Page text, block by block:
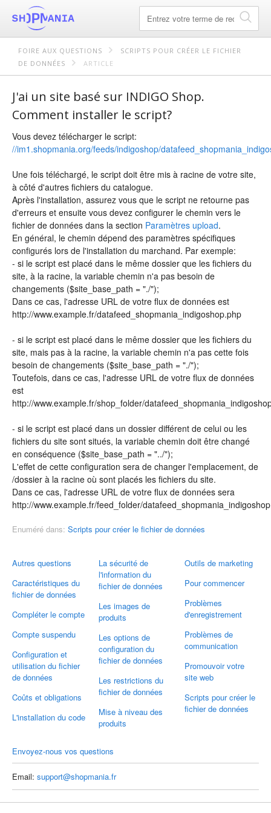
FOIRE AUX QUESTIONS
SCRIPTS POUR CRÉER LE FICHIER
DE DONNÉES
ARTICLE
Autres questions
Caractéristiques du
fichier de données
Compléter le compte
Compte suspendu
Configuration et
utilisation du fichier
de données
Coûts et obligations
L'installation du code
La sécurité de
l'information du
fichier de données
Les images de
produits
Les options de
configuration du
fichier de données
Les restrictions du
fichier de données
Mise à niveau des
produits
Outils de marketing
Pour commencer
Problèmes
d'enregistrement
Problèmes de
communication
Promouvoir votre
site web
Scripts pour créer le
fichier de données
J'ai un site basé sur INDIGO Shop.
Comment installer le script?
Vous devez télécharger le script:
//im1.shopmania.org/feeds/indigoshop/
Une fois téléchargé, le script doit être mis à racine de votre site,
à côté d'autres fichiers du catalogue.
Après l'installation, assurez vous que le script ne retourne pas
d'erreurs et ensuite vous devez configurer le chemin vers le
fichier de données dans la section Paramètres upload.
En général, le chemin dépend des paramètres spécifiques
configurés lors de l'installation du marchand. Par exemple:
- si le script est placé dans le même dossier que les fichiers du
site, à la racine, la variable chemin n'a pas besoin de
changements ($site_base_path = "./");
Dans ce cas, l'adresse URL de votre flux de données est
http://www.example.fr/datafeed_shopmania_indigoshop.php
- si le script est placé dans le même dossier que les fichiers du
site, mais pas à la racine, la variable chemin n'a pas cette fois
besoin de changements ($site_base_path = "./");
Toutefois, dans ce cas, l'adresse URL de votre flux de données
est
http://www.example.fr/shop_folder/
- si le script est placé dans un dossier différent de celui ou les
fichiers du site sont situés, la variable chemin doit être changé
en conséquence ($site_base_path = "../");
L'effet de cette configuration sera de changer l'emplacement, de
/dossier à la racine où sont placés les fichiers du site.
Dans ce cas, l'adresse URL de votre flux de données sera
http://www.example.fr/feed_folder/
Enuméré dans: Scripts pour créer le fichier de données
Envoyez-nous vos questions
Email: support@shopmania.fr